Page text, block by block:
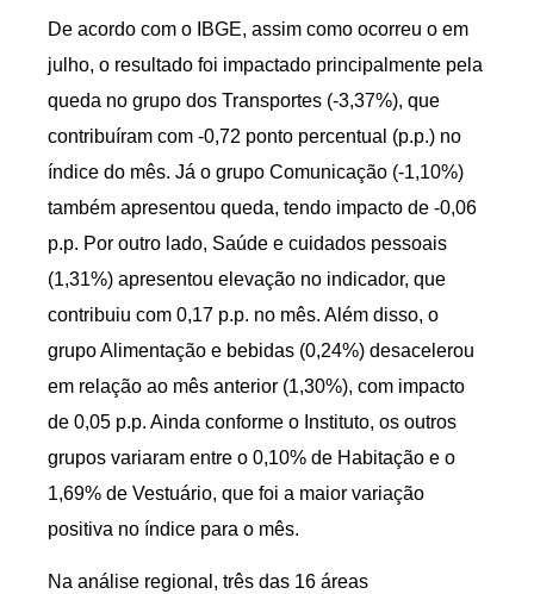
De acordo com o IBGE, assim como ocorreu o em
julho, o resultado foi impactado principalmente pela
queda no grupo dos Transportes (-3,37%), que
contribuíram com -0,72 ponto percentual (p.p.) no
índice do mês. Já o grupo Comunicação (-1,10%)
também apresentou queda, tendo impacto de -0,06
p.p. Por outro lado, Saúde e cuidados pessoais
(1,31%) apresentou elevação no indicador, que
contribuiu com 0,17 p.p. no mês. Além disso, o
grupo Alimentação e bebidas (0,24%) desacelerou
em relação ao mês anterior (1,30%), com impacto
de 0,05 p.p. Ainda conforme o Instituto, os outros
grupos variaram entre o 0,10% de Habitação e o
1,69% de Vestuário, que foi a maior variação
positiva no índice para o mês.
Na análise regional, três das 16 áreas